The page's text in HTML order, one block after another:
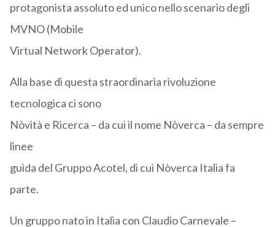
protagonista assoluto ed unico nello scenario degli
MVNO (Mobile
Virtual Network Operator).
Alla base di questa straordinaria rivoluzione
tecnologica ci sono
Nòvità e Ricerca – da cui il nome Nòverca – da sempre
linee
guida del Gruppo Acotel, di cui Nòverca Italia fa
parte.
Un gruppo nato in Italia con Claudio Carnevale –